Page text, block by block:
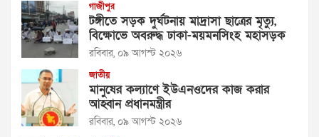
গাজীপুর
টঙ্গীতে সড়ক দুর্ঘটনায় মাদ্রাসা ছাত্রের মৃত্যু,
বিক্ষোভে অবরুদ্ধ ঢাকা-ময়মনসিংহ মহাসড়ক
রবিবার, ০৯ আগস্ট ২০২৬
জাতীয়
মানুষের কল্যাণে ইউএনওদের কাজ করার
আহ্বান প্রধানমন্ত্রীর
রবিবার, ০৯ আগস্ট ২০২৬